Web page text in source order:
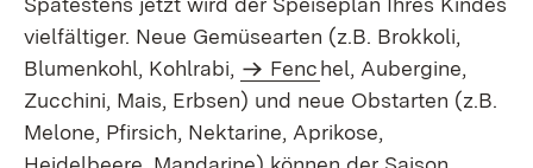
vielfältiger. Neue Gemüsearten (z.B. Brokkoli,
Blumenkohl, Kohlrabi,
Fenchel, Aubergine,
Zucchini, Mais, Erbsen) und neue Obstarten (z.B.
Melone, Pfirsich, Nektarine, Aprikose,